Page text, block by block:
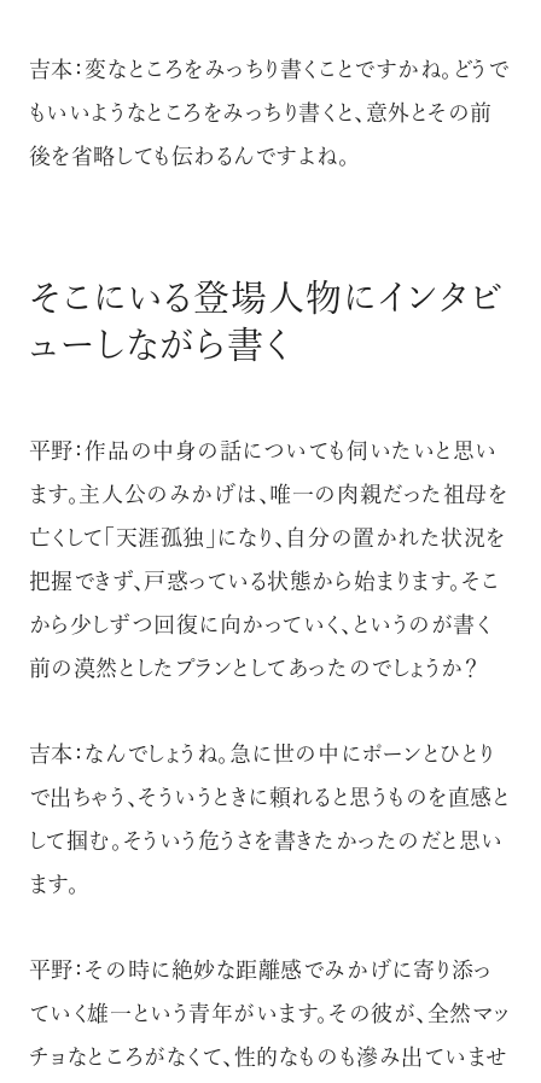
吉本：変なところをみっちり書くことですかね。どうで
もいいようなところをみっちり書くと、意外とその前
後を省略しても伝わるんですよね。
そこにいる登場人物にインタビ
ューしながら書く
平野：作品の中身の話についても伺いたいと思い
ます。主人公のみかげは、唯一の肉親だった祖母を
亡くして「天涯孤独」になり、自分の置かれた状況を
把握できず、戸惑っている状態から始まります。そこ
から少しずつ回復に向かっていく、というのが書く
前の漠然としたプランとしてあったのでしょうか？
吉本：なんでしょうね。急に世の中にポーンとひとり
で出ちゃう、そういうときに頼れると思うものを直感と
して掴む。そういう危うさを書きたかったのだと思い
ます。
平野：その時に絶妙な距離感でみかげに寄り添っ
ていく雄一という青年がいます。その彼が、全然マッ
チョなところがなくて、性的なものも滲み出ていませ